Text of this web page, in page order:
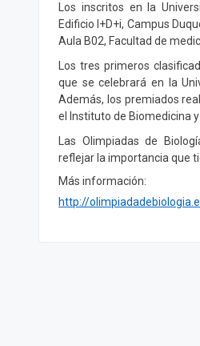
Los inscritos en la
Edificio I+D+i, Campus
Aula B02, Facultad de
Los tres primeros
que se celebrará en la
Además, los premiados
el Instituto de Biomedicina
Las Olimpiadas de
reflejar la importancia que
Más información:
http://